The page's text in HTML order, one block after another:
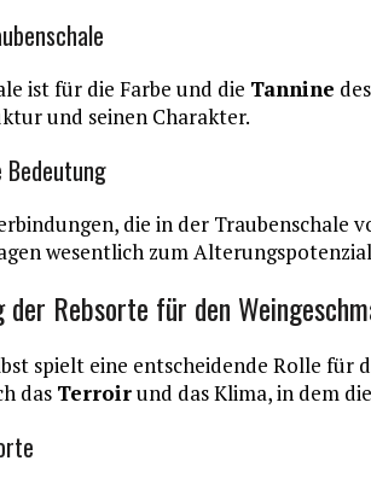
ist für die Farbe und die Tannine
und seinen Charakter.
Bedeutung
die in der Traubenschale
wesentlich zum
der Rebsorte für den
spielt eine entscheidende Rolle für
das Terroirund das Klima, in dem